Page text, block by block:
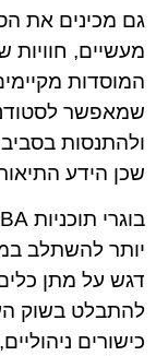
גם מכינים את
מעשיים,
המוסדות
שמאפשר
ולהתנסות
שכן הידע
יותר להשתלב
דגש על מתן
להתבלט בשוק